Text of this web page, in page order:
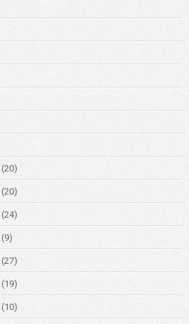
(20)
(20)
(24)
(9)
(27)
(19)
(10)